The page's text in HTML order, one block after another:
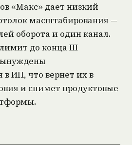
«Макс» дает низкий
масштабирования —
оборота и один канал.
до конца III
в ИП, что вернет их в
и снимет продуктовые